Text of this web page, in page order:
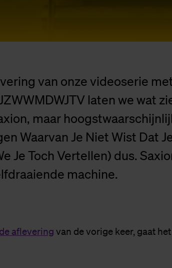
van onze videoserie
laten we wat
maar
Waarvan Je Niet Wist Dat
Je Toch Vertellen) dus.
machine.
aflevering van de vorige keer, gaat